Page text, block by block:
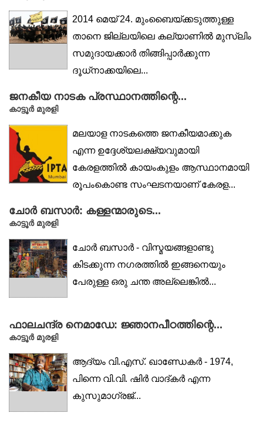
2014 മെയ് 24. മുംബൈയ്ക്കടുത്തുള്ള
താനെ ജില്ലയിലെ കല്യാണില്‍ മുസ്ലിം
സമുദായക്കാര്‍ തിങ്ങിപ്പാര്‍ക്കുന്ന
ദൂധ്‌നാക്കയിലെ...
ജനകീയ നാടക പ്രസ്ഥാനത്തിന്റെ...
കാട്ടൂര്‍ മുരളി
മലയാള നാടകത്തെ ജനകീയമാക്കുക
എന്ന ഉദ്ദേശ്യലക്ഷ്യവുമായി
കേരളത്തില്‍ കായംകുളം ആസ്ഥാനമായി
രൂപംകൊണ്ട സംഘടനയാണ് കേരള...
ചോർ ബസാർ: കള്ളന്മാരുടെ...
കാട്ടൂര്‍ മുരളി
ചോർ ബസാർ - വിസ്മയങ്ങളാണ്ടു
കിടക്കുന്ന നഗരത്തിൽ ഇങ്ങനെയും
പേരുള്ള ഒരു ചന്ത അല്ലെങ്കിൽ...
ഫാലചന്ദ്ര നെമാഡേ: ജ്ഞാനപീഠത്തിന്റെ...
കാട്ടൂര്‍ മുരളി
ആദ്യം വി.എസ്. ഖാണ്ഡേകർ - 1974,
പിന്നെ വി.വി. ഷിർ വാദ്കർ എന്ന
കുസുമാഗ്രജ്...